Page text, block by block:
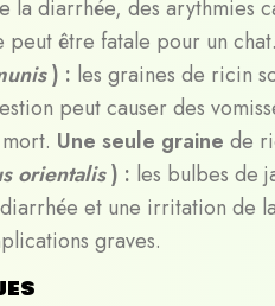
la diarrhée, des arythmies
peut être fatale pour un chat.
) : les graines de ricin
peut causer des
Une seule graine de
orientalis) : les bulbes de
et une irritation de
graves.